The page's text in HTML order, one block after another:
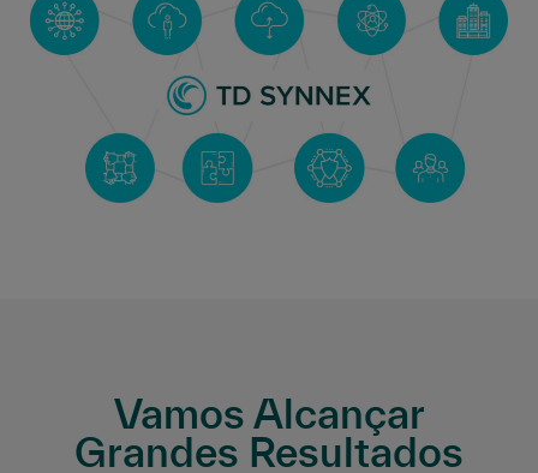
Vamos Alcançar
Grandes Resultados